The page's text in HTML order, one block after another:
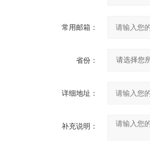
常用邮箱：
省份：
详细地址：
补充说明：